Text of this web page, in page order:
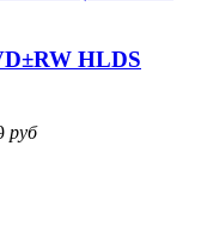
HLDS
руб